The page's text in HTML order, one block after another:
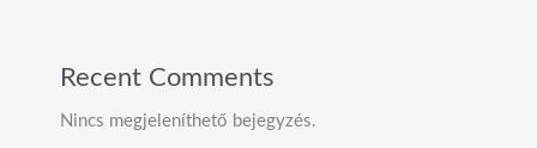
Recent Comments
Nincs megjeleníthető bejegyzés.